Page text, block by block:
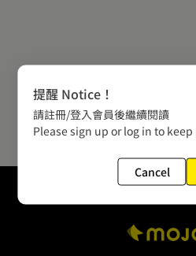
提醒 Notice！
請註冊/登入會員後繼續閱讀
Please sign up or log in to
Cancel